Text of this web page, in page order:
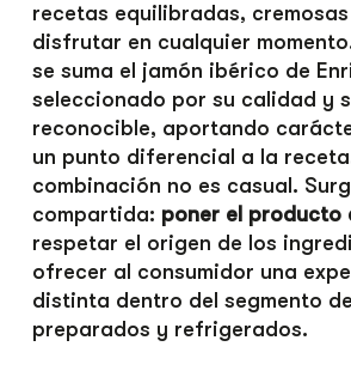
recetas equilibradas,
disfrutar en cualquier
se suma el jamón ibérico de
seleccionado por su calidad y
reconocible, aportando
un punto diferencial a la
combinación no es casual.
compartida: poner el producto
respetar el origen de los
ofrecer al consumidor una
distinta dentro del segmento
preparados y refrigerados.